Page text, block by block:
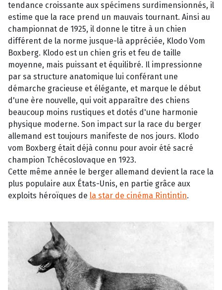
tendance croissante aux spécimens surdimensionnés, il
estime que la race prend un mauvais tournant. Ainsi au
championnat de 1925, il donne le titre à un chien
différent de la norme jusque-là appréciée, Klodo Vom
Boxberg. Klodo est un chien gris et feu de taille
moyenne, mais puissant et équilibré. Il impressionne
par sa structure anatomique lui conférant une
démarche gracieuse et élégante, et marque le début
d'une ère nouvelle, qui voit apparaître des chiens
beaucoup moins rustiques et dotés d'une harmonie
physique moderne. Son impact sur la race du berger
allemand est toujours manifeste de nos jours. Klodo
vom Boxberg était déjà connu pour avoir été sacré
champion Tchécoslovaque en 1923.
Cette même année le berger allemand devient la race la
plus populaire aux États-Unis, en partie grâce aux
exploits héroïques de la star de cinéma Rintintin.